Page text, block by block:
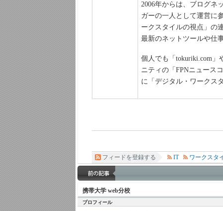
2006年からは、ブログネ
ガーの一人として運営に
ークスタイルの視点」の
最新のネットツールや仕
個人でも「tokuriki.com」
ニティの「FPNニュース
に「デジタル・ワークス
フィードを登録する IT ワークスタ
携帯大学 web分校
プロフィール